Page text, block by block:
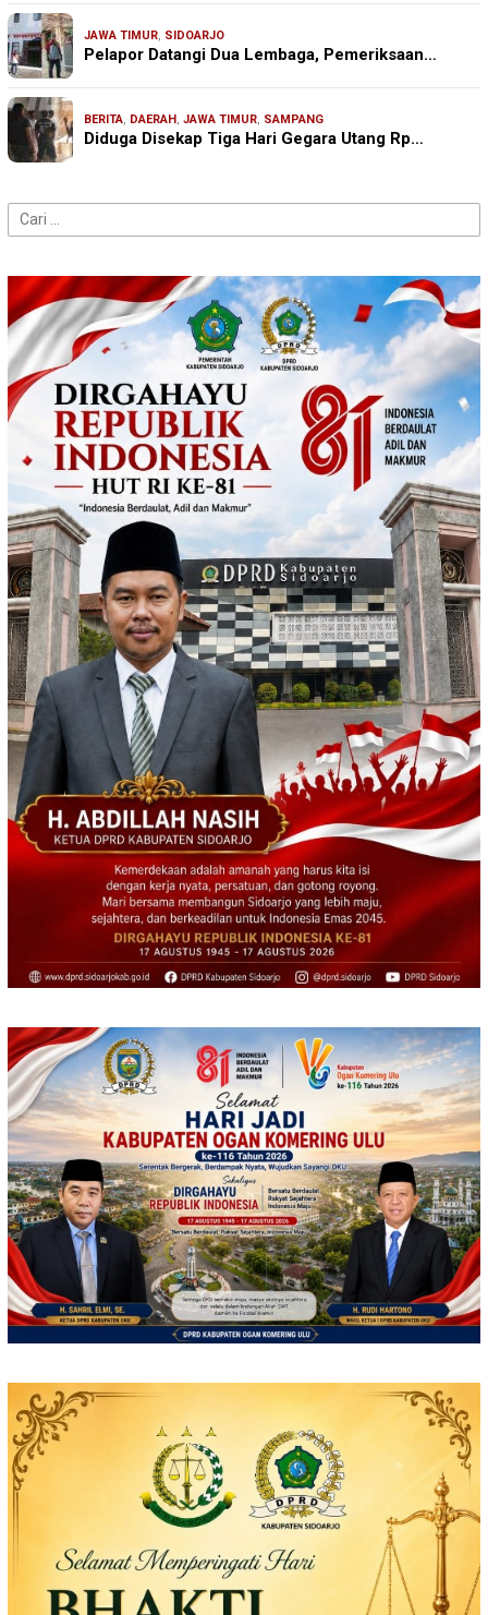
JAWA TIMUR, SIDOARJO
Pelapor Datangi Dua Lembaga, Pemeriksaan…
BERITA, DAERAH, JAWA TIMUR, SAMPANG
Diduga Disekap Tiga Hari Gegara Utang Rp…
Cari
untuk: